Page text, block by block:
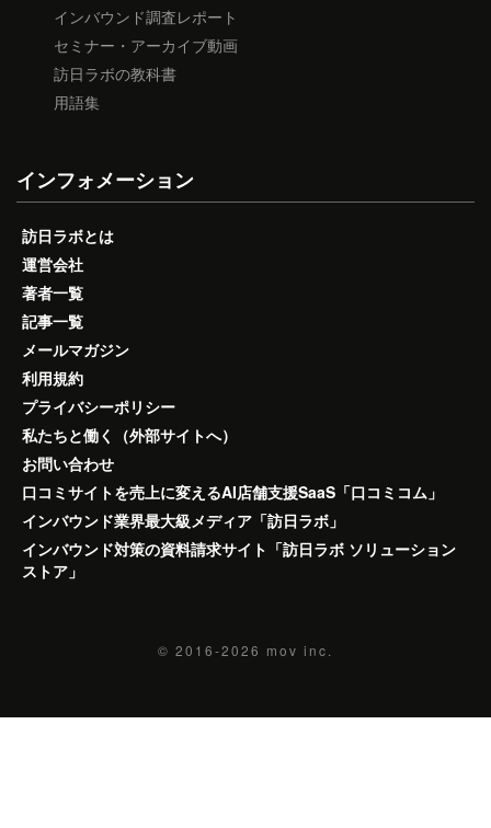
インバウンド調査レポート
セミナー・アーカイブ動画
訪日ラボの教科書
用語集
インフォメーション
訪日ラボとは
運営会社
著者一覧
記事一覧
メールマガジン
利用規約
プライバシーポリシー
私たちと働く（外部サイトへ）
お問い合わせ
口コミサイトを売上に変えるAI店舗支援SaaS「口コミコム」
インバウンド業界最大級メディア「訪日ラボ」
インバウンド対策の資料請求サイト「訪日ラボ ソリューション
ストア」
© 2016-2026 mov inc.